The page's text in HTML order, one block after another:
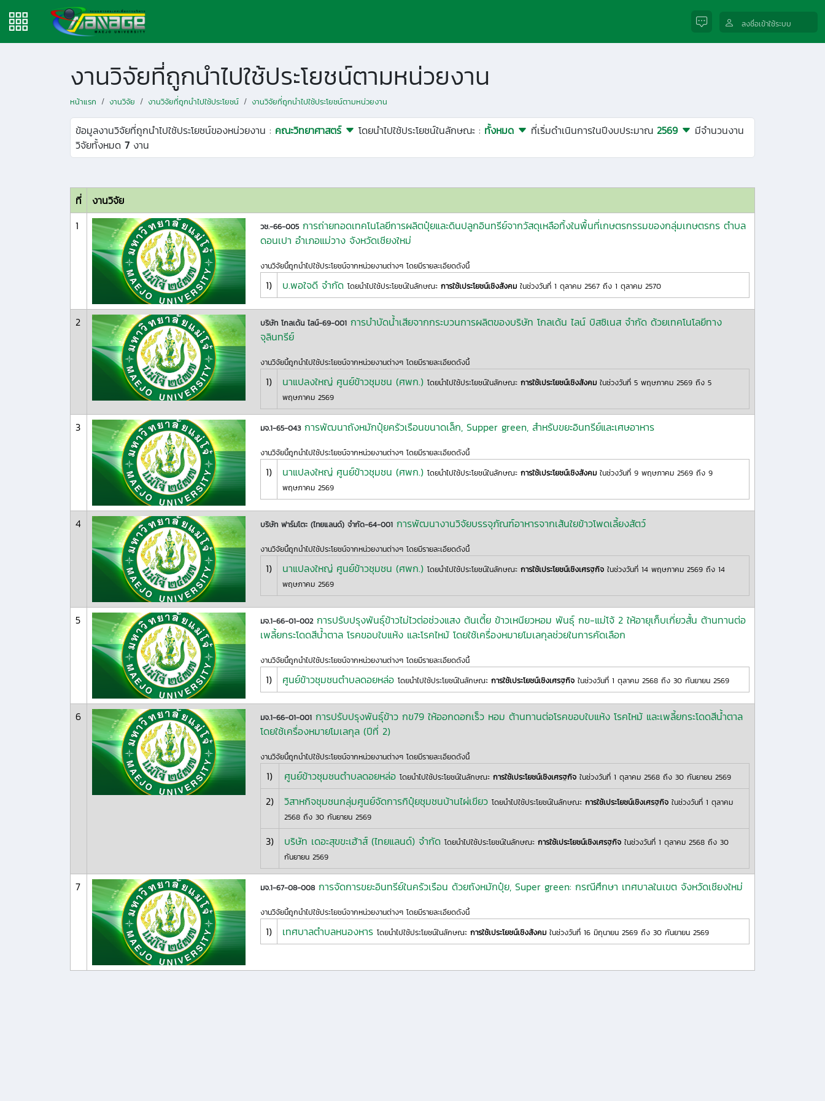
ลงชื่อเข้าใช้ระบบ
งานวิจัยที่ถูกนำไปใช้ประโยชน์ตามหน่วยงาน
หน้าแรก งานวิจัย งานวิจัยที่ถูกนำไปใช้ประโยชน์ งานวิจัยที่ถูกนำไปใช้ประโยชน์ตามหน่วยงาน
ข้อมูลงานวิจัยที่ถูกนำไปใช้ประโยชน์ของหน่วยงาน : คณะวิทยาศาสตร์ โดยนำไปใช้ประโยชน์ในลักษณะ : ทั้งหมด ที่เริ่มดำเนินการในปีงบประมาณ 2569
มีจำนวนงาน
วิจัยทั้งหมด 7 งาน
ที่
งานวิจัย
1
วช.-66-005 การถ่ายทอดเทคโนโลยีการผลิตปุ๋ยและดินปลูกอินทรีย์จากวัสดุเหลือทิ้งในพื้นที่เกษตรกรรมของกลุ่มเกษตรกร ตำบล
ดอนเปา อำเภอแม่วาง จังหวัดเชียงใหม่
งานวิจัยนี้ถูกนำไปใช้ประโยชน์จากหน่วยงานต่างๆ โดยมีรายละเอียดดังนี้
1) บ.พอใจดี จำกัด โดยนำไปใช้ประโยชน์ในลักษณะ การใช้เประโยชน์เชิงสังคมในช่วงวันที่ 1 ตุลาคม 2567 ถึง 1 ตุลาคม 2570
2 บริษัท โกลเด้น ไลน์-69-001 การบำบัดน้ำเสียจากกระบวนการผลิตของบริษัท โกลเด้น ไลน์ บิสซิเนส จำกัด ด้วยเทคโนโลยีทาง
จุลินทรีย์
งานวิจัยนี้ถูกนำไปใช้ประโยชน์จากหน่วยงานต่างๆ โดยมีรายละเอียดดังนี้
1) นาแปลงใหญ่ ศูนย์ข้าวชุมชน (ศพก.) โดยนำไปใช้ประโยชน์ในลักษณะ การใช้เประโยชน์เชิงสังคมในช่วงวันที่ 5 พฤษภาคม 2569 ถึง 5
พฤษภาคม 2569
3 มจ.1-65-043 การพัฒนาถังหมักปุ๋ยครัวเรือนขนาดเล็ก, Supper green, สำหรับขยะอินทรีย์และเศษอาหาร
งานวิจัยนี้ถูกนำไปใช้ประโยชน์จากหน่วยงานต่างๆ โดยมีรายละเอียดดังนี้
1) นาแปลงใหญ่ ศูนย์ข้าวชุมชน (ศพก.) โดยนำไปใช้ประโยชน์ในลักษณะ การใช้เประโยชน์เชิงสังคมในช่วงวันที่ 9 พฤษภาคม 2569 ถึง 9
พฤษภาคม 2569
4 บริษัท ฟาร์มโตะ (ไทยแลนด์) จำกัด-64-001 การพัฒนางานวิจัยบรรจุภัณฑ์อาหารจากเส้นใยข้าวโพดเลี้ยงสัตว์
งานวิจัยนี้ถูกนำไปใช้ประโยชน์จากหน่วยงานต่างๆ โดยมีรายละเอียดดังนี้
1) นาแปลงใหญ่ ศูนย์ข้าวชุมชน (ศพก.) โดยนำไปใช้ประโยชน์ในลักษณะ การใช้เประโยชน์เชิงเศรฐกิจในช่วงวันที่ 14 พฤษภาคม 2569 ถึง 14
พฤษภาคม 2569
5 มจ.1-66-01-002 การปรับปรุงพันธุ์ข้าวไม่ไวต่อช่วงแสง ต้นเตี้ย ข้าวเหนียวหอม พันธุ์ กข-แม่โจ้ 2 ให้อายุเก็บเกี่ยวสั้น ต้านทานต่อ
เพลี้ยกระโดดสีน้ำตาล โรคขอบใบแห้ง และโรคไหม้ โดยใช้เครื่องหมายโมเลกุลช่วยในการคัดเลือก
งานวิจัยนี้ถูกนำไปใช้ประโยชน์จากหน่วยงานต่างๆ โดยมีรายละเอียดดังนี้
1) ศูนย์ข้าวชุมชนตำบลดอยหล่อ โดยนำไปใช้ประโยชน์ในลักษณะ การใช้เประโยชน์เชิงเศรฐกิจในช่วงวันที่ 1 ตุลาคม 2568 ถึง 30 กันยายน 2569
6 มจ.1-66-01-001 การปรับปรุงพันธุ์ข้าว กข79 ให้ออกดอกเร็ว หอม ต้านทานต่อโรคขอบใบแห้ง โรคไหม้ และเพลี้ยกระโดดสีน้ำตาล
โดยใช้เครื่องหมายโมเลกุล (ปีที่ 2)
งานวิจัยนี้ถูกนำไปใช้ประโยชน์จากหน่วยงานต่างๆ โดยมีรายละเอียดดังนี้
1) ศูนย์ข้าวชุมชนตำบลดอยหล่อ โดยนำไปใช้ประโยชน์ในลักษณะ การใช้เประโยชน์เชิงเศรฐกิจในช่วงวันที่ 1 ตุลาคม 2568 ถึง 30 กันยายน 2569
2) วิสาหกิจชุมชนกลุ่มศูนย์จัดการกิปุ๋ยชุมชนบ้านไผ่เขียว โดยนำไปใช้ประโยชน์ในลักษณะ การใช้เประโยชน์เชิงเศรฐกิจในช่วงวันที่ 1 ตุลาคม
2568 ถึง 30 กันยายน 2569
3) บริษัท เดอะสุขขะเฮ้าส์ (ไทยแลนด์) จำกัด โดยนำไปใช้ประโยชน์ในลักษณะ การใช้เประโยชน์เชิงเศรฐกิจในช่วงวันที่ 1 ตุลาคม 2568 ถึง 30
กันยายน 2569
7 มจ.1-67-08-008 การจัดการขยะอินทรีย์ในครัวเรือน ด้วยถังหมักปุ๋ย, Super green: กรณีศึกษา เทศบาลในเขต จังหวัดเชียงใหม่
งานวิจัยนี้ถูกนำไปใช้ประโยชน์จากหน่วยงานต่างๆ โดยมีรายละเอียดดังนี้
1) เทศบาลตำบลหนองหาร โดยนำไปใช้ประโยชน์ในลักษณะ การใช้เประโยชน์เชิงสังคมในช่วงวันที่ 16 มิถุนายน 2569 ถึง 30 กันยายน 2569